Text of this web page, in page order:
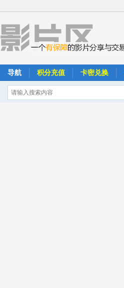
导航 积分充值 卡密兑换